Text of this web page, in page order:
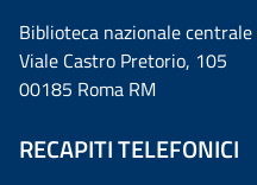
Biblioteca nazionale centrale
Viale Castro Pretorio, 105
00185 Roma RM
RECAPITI TELEFONICI